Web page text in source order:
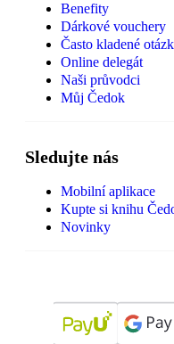
Benefity
Dárkové vouchery
Často kladené
Online delegát
Naši průvodci
Můj Čedok
Sledujte nás
Mobilní aplikace
Kupte si knihu
Novinky